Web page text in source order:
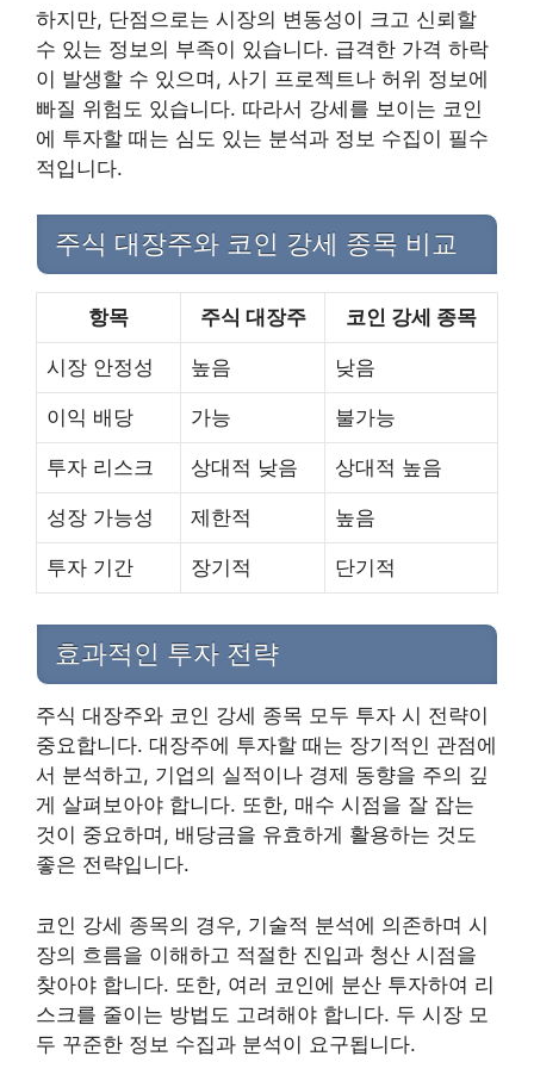
하지만, 단점으로는 시장의 변동성이 크고 신뢰할
수 있는 정보의 부족이 있습니다. 급격한 가격 하락
이 발생할 수 있으며, 사기 프로젝트나 허위 정보에
빠질 위험도 있습니다. 따라서 강세를 보이는 코인
에 투자할 때는 심도 있는 분석과 정보 수집이 필수
적입니다.
주식 대장주와 코인 강세 종목 비교
항목 주식 대장주 코인 강세 종목
시장 안정성 높음 낮음
이익 배당 가능 불가능
투자 리스크 상대적 낮음 상대적 높음
성장 가능성 제한적 높음
투자 기간 장기적 단기적
효과적인 투자 전략
주식 대장주와 코인 강세 종목 모두 투자 시 전략이
중요합니다. 대장주에 투자할 때는 장기적인 관점에
서 분석하고, 기업의 실적이나 경제 동향을 주의 깊
게 살펴보아야 합니다. 또한, 매수 시점을 잘 잡는
것이 중요하며, 배당금을 유효하게 활용하는 것도
좋은 전략입니다.
코인 강세 종목의 경우, 기술적 분석에 의존하며 시
장의 흐름을 이해하고 적절한 진입과 청산 시점을
찾아야 합니다. 또한, 여러 코인에 분산 투자하여 리
스크를 줄이는 방법도 고려해야 합니다. 두 시장 모
두 꾸준한 정보 수집과 분석이 요구됩니다.